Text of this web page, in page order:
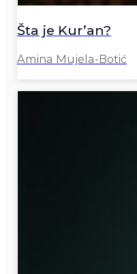
Šta je Kur’an?
Amina Mujela-Botić